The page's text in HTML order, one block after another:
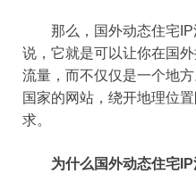
那么，国外动态住宅IP
说，它就是可以让你在国
流量，而不仅仅是一个地
国家的网站，绕开地理位
求。
为什么国外动态住宅